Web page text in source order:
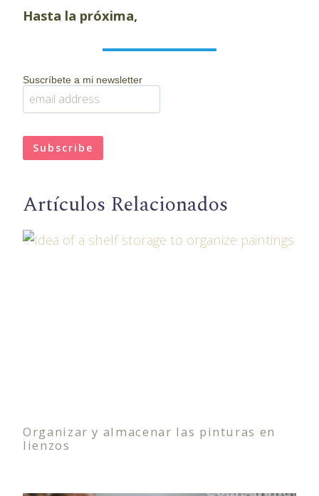
Hasta la próxima,
Suscríbete a mi newsletter
Artículos Relacionados
Organizar y almacenar las pinturas en
lienzos